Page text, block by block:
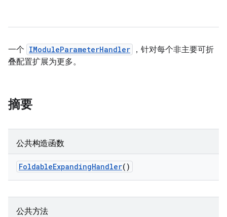
一个 IModuleParameterHandler
，针对每个非主要可折
叠配置扩展为更多。
摘要
公共构造函数
FoldableExpandingHandler()
公共方法